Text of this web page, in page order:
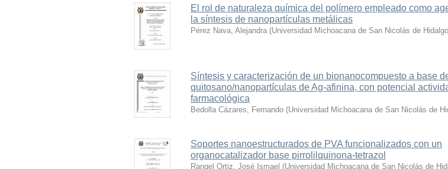
El rol de naturaleza química del polímero empleado como
la síntesis de nanopartículas metálicas
Pérez Nava, Alejandra (Universidad Michoacana de San Nicolás de Hidalgo
Síntesis y caracterización de un bionanocompuesto a base
quitosano/nanopartículas de Ag-afinina, con potencial
farmacológica
Bedolla Cázares, Fernando (Universidad Michoacana de San Nicolás de
Soportes nanoestructurados de PVA funcionalizados con un
organocatalizador base pirrolilquinona-tetrazol
Rangel Ortiz, José Ismael (Universidad Michoacana de San Nicolás de